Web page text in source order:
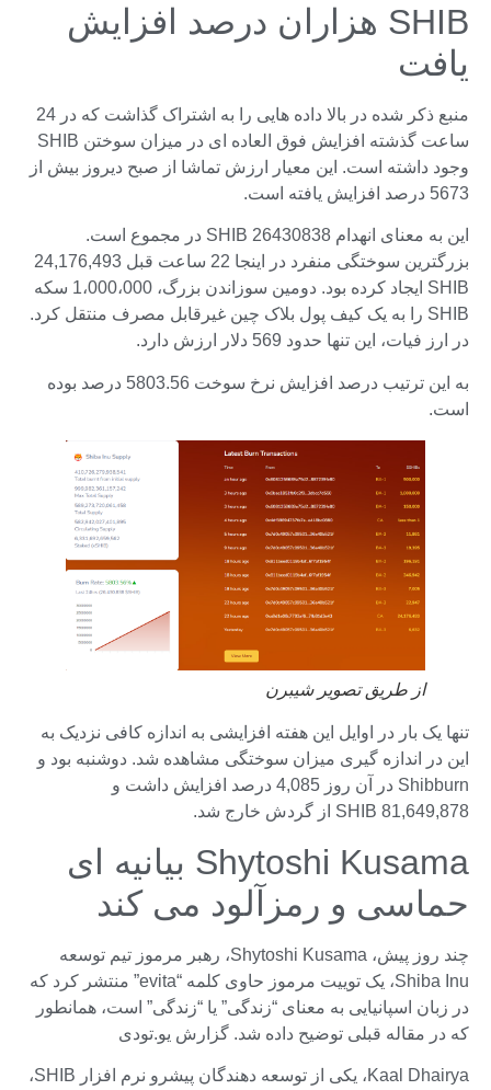
SHIB هزاران درصد افزایش
یافت
منبع ذکر شده در بالا داده هایی را به اشتراک گذاشت که در 24
ساعت گذشته افزایش فوق العاده ای در میزان سوختن SHIB
وجود داشته است. این معیار ارزش تماشا از صبح دیروز بیش از
5673 درصد افزایش یافته است.
این به معنای انهدام 26430838 SHIB در مجموع است.
بزرگترین سوختگی منفرد در اینجا 22 ساعت قبل 24,176,493
SHIB ایجاد کرده بود. دومین سوزاندن بزرگ، 1،000،000 سکه
SHIB را به یک کیف پول بلاک چین غیرقابل مصرف منتقل کرد.
در ارز فیات، این تنها حدود 569 دلار ارزش دارد.
به این ترتیب درصد افزایش نرخ سوخت 5803.56 درصد بوده
است.
از طریق تصویرشیبرن
تنها یک بار در اوایل این هفته افزایشی به اندازه کافی نزدیک به
این در اندازه گیری میزان سوختگی مشاهده شد. دوشنبه بود و
Shibburn در آن روز 4,085 درصد افزایش داشت و
81,649,878 SHIB از گردش خارج شد.
Shytoshi Kusama بیانیه ای
حماسی و رمزآلود می کند
چند روز پیش، Shytoshi Kusama، رهبر مرموز تیم توسعه
Shiba Inu، یک توییت مرموز حاوی کلمه “evita” منتشر کرد که
در زبان اسپانیایی به معنای “زندگی” یا “زندگی” است، همانطور
که در مقاله قبلی توضیح داده شد. گزارش یو.تودی
Kaal Dhairya، یکی از توسعه دهندگان پیشرو نرم افزار SHIB،